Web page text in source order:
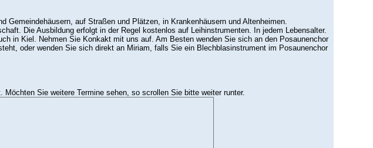
Gemeindehäusern, auf Straßen und Plätzen, in Krankenhäusern und Altenheimen.
Die Ausbildung erfolgt in der Regel kostenlos auf Leihinstrumenten. In jedem Lebensalter.
in Kiel. Nehmen Sie Konkakt mit uns auf. Am Besten wenden Sie sich an den Posaunenchor
oder wenden Sie sich direkt an Miriam, falls Sie ein Blechblasinstrument im Posaunenchor
Sie weitere Termine sehen, so scrollen Sie bitte weiter runter.